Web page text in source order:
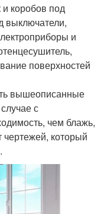
коробов под
выключатели,
и
поверхностей
вышеописанные
с
чем блажь,
чертежей, который